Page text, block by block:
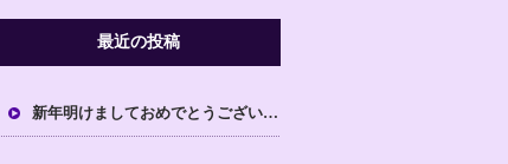
最近の投稿
新年明けましておめでとうございます。